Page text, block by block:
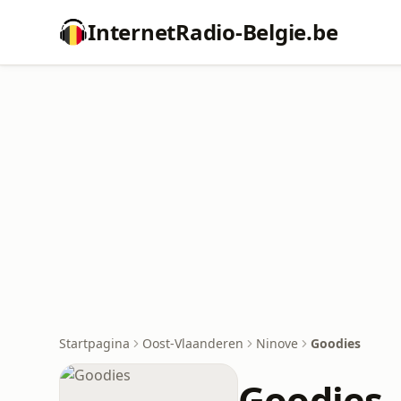
InternetRadio-Belgie.be
Startpagina Oost-Vlaanderen Ninove Goodies